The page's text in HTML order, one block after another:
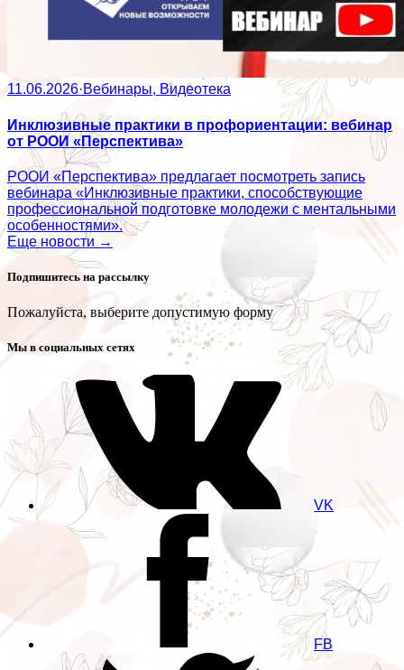
11.06.2026·Вебинары, Видеотека
Инклюзивные практики в профориентации: вебинар
от РООИ «Перспектива»
РООИ «Перспектива» предлагает посмотреть запись
вебинара «Инклюзивные практики, способствующие
профессиональной подготовке молодежи с ментальными
особенностями».
Еще новости →
Подпишитесь на рассылку
Пожалуйста, выберите допустимую форму
Мы в социальных сетях
VK
FB